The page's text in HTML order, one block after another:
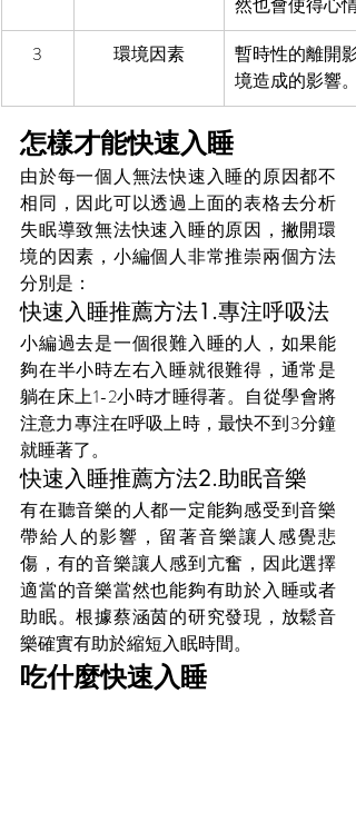
然也會使得心
3
環境因素
暫時性的離開
境造成的影響
怎樣才能快速入睡
由於每一個人無法快速入睡的原因都不
相同，因此可以透過上面的表格去分析
失眠導致無法快速入睡的原因，撇開環
境的因素，小編個人非常推崇兩個方法
分別是：
快速入睡推薦方法1.專注呼吸法
小編過去是一個很難入睡的人，如果能
夠在半小時左右入睡就很難得，通常是
躺在床上1-2小時才睡得著。自從學會將
注意力專注在呼吸上時，最快不到3分鐘
就睡著了。
快速入睡推薦方法2.助眠音樂
有在聽音樂的人都一定能夠感受到音樂
帶給人的影響，留著音樂讓人感覺悲
傷，有的音樂讓人感到亢奮，因此選擇
適當的音樂當然也能夠有助於入睡或者
助眠。根據蔡涵茵的研究發現，放鬆音
樂確實有助於縮短入眠時間。
吃什麼快速入睡